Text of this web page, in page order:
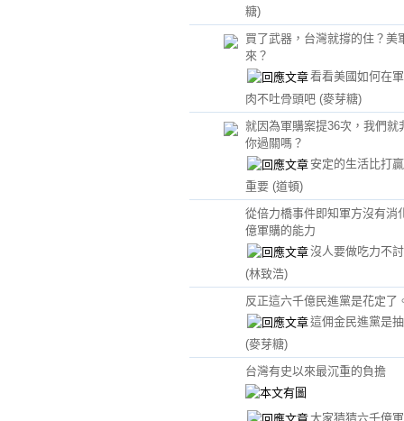
糖)
買了武器，台灣就撐的住？美
來？
看看美國如何在
肉不吐骨頭吧 (麥芽糖)
就因為軍購案提36次，我們就
你過關嗎？
安定的生活比打
重要 (道頓)
從倍力橋事件即知軍方沒有消
億軍購的能力
沒人要做吃力不
(林致浩)
反正這六千億民進黨是花定了
這佣金民進黨是
(麥芽糖)
台灣有史以來最沉重的負擔
大家猜猜六千億